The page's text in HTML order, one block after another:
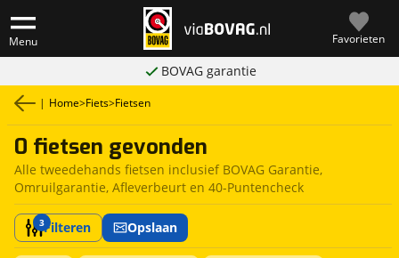
Menu Favorieten
BOVAG garantie
| Home>Fiets>Fietsen
0 fietsen gevonden
Alle tweedehands fietsen inclusief BOVAG Garantie,
Omruilgarantie, Afleverbeurt en 40-Puntencheck
3Filteren Opslaan